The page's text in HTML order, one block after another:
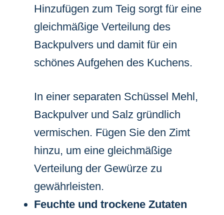
Hinzufügen zum Teig sorgt für eine
gleichmäßige Verteilung des
Backpulvers und damit für ein
schönes Aufgehen des Kuchens.
In einer separaten Schüssel Mehl,
Backpulver und Salz gründlich
vermischen. Fügen Sie den Zimt
hinzu, um eine gleichmäßige
Verteilung der Gewürze zu
gewährleisten.
Feuchte und trockene Zutaten